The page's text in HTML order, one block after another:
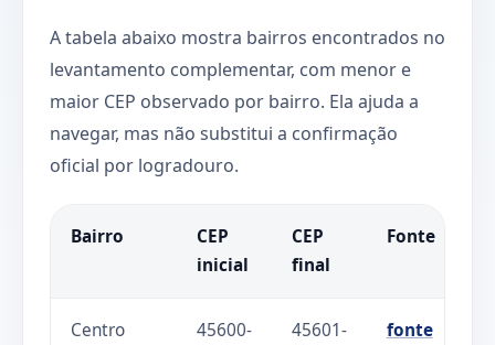
A tabela abaixo mostra bairros encontrados no
levantamento complementar, com menor e
maior CEP observado por bairro. Ela ajuda a
navegar, mas não substitui a confirmação
oficial por logradouro.
Bairro
CEP
inicial
CEP
final
Fonte
Centro
45600-
45601-
fonte